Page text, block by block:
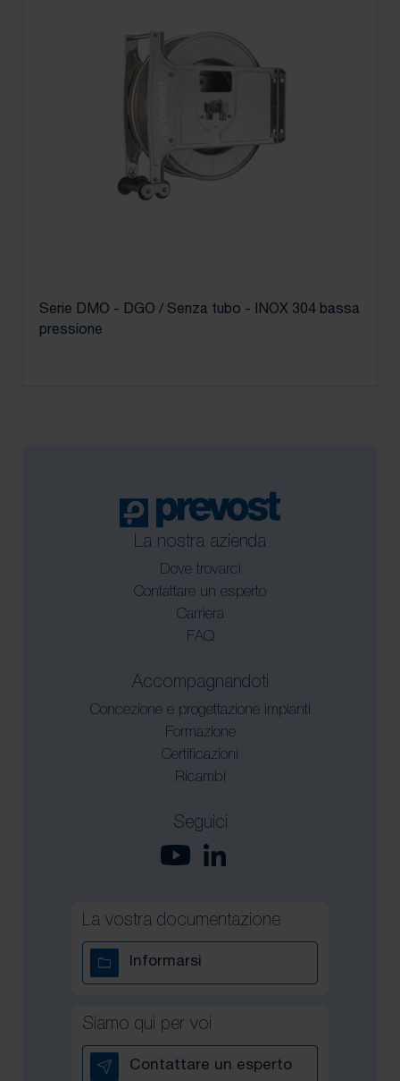
Serie DMO - DGO / Senza tubo - INOX 304 bassa
pressione
La nostra azienda
Dove trovarci
Contattare un esperto
Carriera
FAQ
Accompagnandoti
Concezione e progettazione impianti
Formazione
Certificazioni
Ricambi
Seguici
La vostra documentazione
Informarsi
Siamo qui per voi
Contattare un esperto